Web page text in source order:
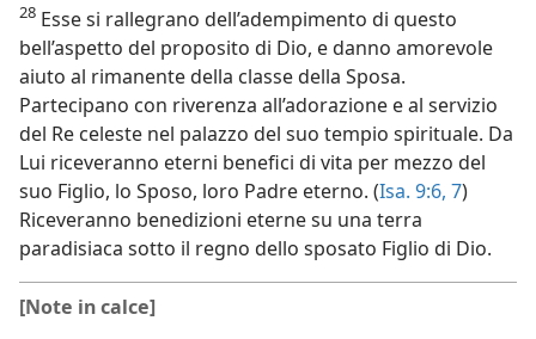
28 Esse si rallegrano dell’adempimento di questo
bell’aspetto del proposito di Dio, e danno amorevole
aiuto al rimanente della classe della Sposa.
Partecipano con riverenza all’adorazione e al servizio
del Re celeste nel palazzo del suo tempio spirituale. Da
Lui riceveranno eterni benefici di vita per mezzo del
suo Figlio, lo Sposo, loro Padre eterno. (Isa. 9:6, 7)
Riceveranno benedizioni eterne su una terra
paradisiaca sotto il regno dello sposato Figlio di Dio.
[Note in calce]